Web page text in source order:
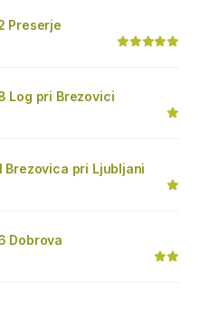
Preserje
Log pri Brezovici
Brezovica pri Ljubljani
Dobrova